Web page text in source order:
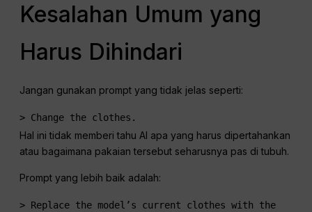
Kesalahan Umum yang
Harus Dihindari
Jangan gunakan prompt yang tidak jelas seperti:
> Change the clothes.
Hal ini tidak memberi tahu AI apa yang harus dipertahankan
atau bagaimana pakaian tersebut seharusnya pas di tubuh.
Prompt yang lebih baik adalah:
> Replace the model’s current clothes with the